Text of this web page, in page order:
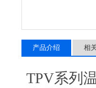
产品介绍 相
TPV系列